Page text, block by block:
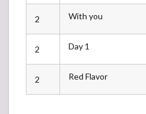
2 With you
2 Day 1
2 Red Flavor